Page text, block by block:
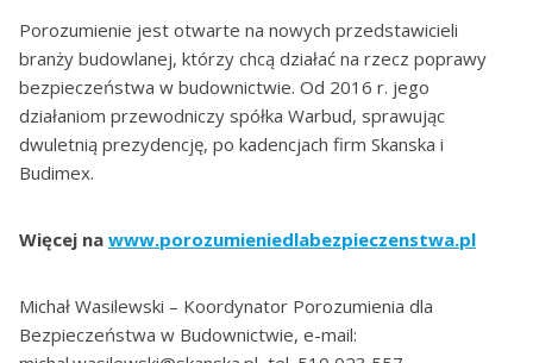
Porozumienie jest otwarte na nowych przedstawicieli
branży budowlanej, którzy chcą działać na rzecz poprawy
bezpieczeństwa w budownictwie. Od 2016 r. jego
działaniom przewodniczy spółka Warbud, sprawując
dwuletnią prezydencję, po kadencjach firm Skanska i
Budimex.
Więcej na www.porozumieniedlabezpieczenstwa.pl
Michał Wasilewski – Koordynator Porozumienia dla
Bezpieczeństwa w Budownictwie, e-mail: